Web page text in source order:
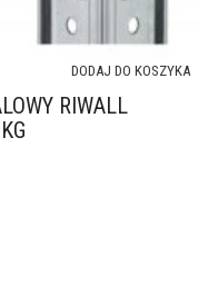
RIWALL
DODAJ DO KOSZYKA